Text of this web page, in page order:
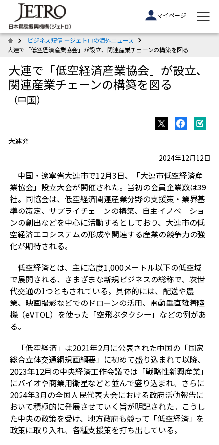
マイページ
ビジネス短信 ―ジェトロの海外ニュース
大連で「低空経済産業協会」が設立、関連産業チェーンの構築を図る
大連で「低空経済産業協会」が設立、
関連産業チェーンの構築を図る
（中国）
大連発
2024年12月12日
中国・遼寧省大連市で12月3日、「大連市低空経済産
業協会」設立大会が開催された。当初の会員企業数は39
社。同協会は、低空経済関連産業分野の支援策・業界基
準の策定、サプライチェーンの構築、自主イノベーショ
ンの創出などを中心に活動するとしており、大連市の低
空経済エコシステムの形成や関連する産業の競争力の強
化が期待される。
低空経済とは、主に高度1,000メートル以下の低空域
で展開される、さまざまな新規ビジネスの総称で、次世
代交通の1つともされている。具体的には、配送や農
業、映画撮影などでのドローンの活用、電動垂直離着陸
機（eVTOL）を使った「空飛ぶタクシー」などの例があ
る。
「低空経済」は2021年2月に公表された中国の「国家
総合立体交通網規画綱要」に初めて盛り込まれて以降、
2023年12月の中央経済工作会議では「戦略性新興産業」
にバイオや商業用衛星などと並んで盛り込まれ、さらに
2024年3月の全国人民代表大会における政府活動報告に
おいて積極的に発展させていく旨が明記された。こうし
た中央の政策を受け、地方政府も競って「低空経済」を
政策に取り入れ、各種支援策を打ち出している。